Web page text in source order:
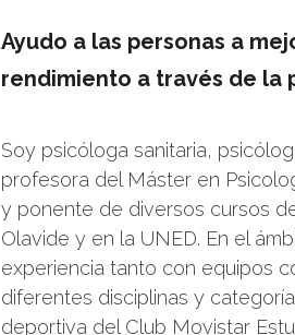
Ayudo a las personas a
rendimiento a través de la
Soy psicóloga sanitaria,
profesora del Máster en
y ponente de diversos cursos
Olavide y en la UNED. En el
experiencia tanto con equipos
diferentes disciplinas y
deportiva del Club Movistar